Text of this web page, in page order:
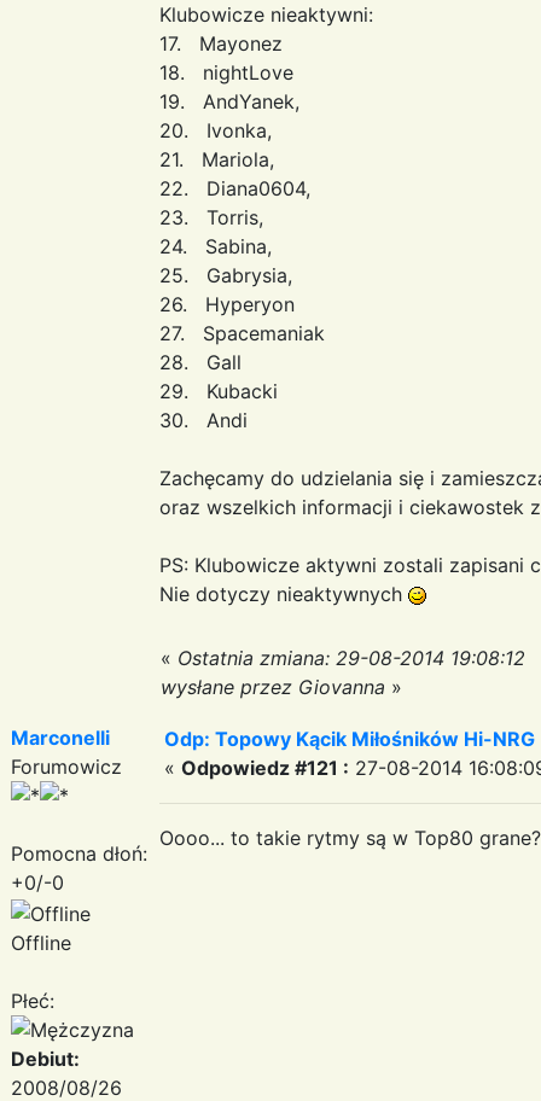
Klubowicze nieaktywni:
17. Mayonez
18. nightLove
19. AndYanek,
20. Ivonka,
21. Mariola,
22. Diana0604,
23. Torris,
24. Sabina,
25. Gabrysia,
26. Hyperyon
27. Spacemaniak
28. Gall
29. Kubacki
30. Andi
Zachęcamy do udzielania się i
oraz wszelkich informacji i ciekawostek
PS: Klubowicze aktywni zostali zapisani
Nie dotyczy nieaktywnych
« Ostatnia zmiana: 29-08-2014 19:08:12
wysłane przez Giovanna »
Marconelli
Forumowicz
Pomocna dłoń:
+0/-0
Offline
Płeć:
Debiut:
2008/08/26
Odp: Topowy Kącik Miłośników Hi-NRG
« Odpowiedz #121 : 27-08-2014
Oooo... to takie rytmy są w Top80